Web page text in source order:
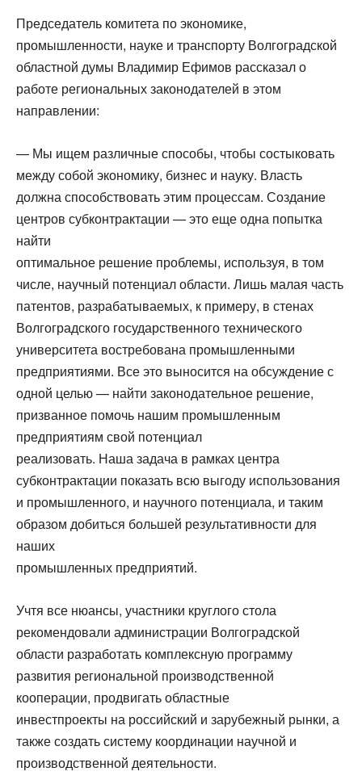
Председатель комитета по экономике,
промышленности, науке и транспорту Волгоградской
областной думы Владимир Ефимов рассказал о
работе региональных законодателей в этом
направлении:
— Мы ищем различные способы, чтобы состыковать
между собой экономику, бизнес и науку. Власть
должна способствовать этим процессам. Создание
центров субконтрактации — это еще одна попытка
найти
оптимальное решение проблемы, используя, в том
числе, научный потенциал области. Лишь малая часть
патентов, разрабатываемых, к примеру, в стенах
Волгоградского государственного технического
университета востребована промышленными
предприятиями. Все это выносится на обсуждение с
одной целью — найти законодательное решение,
призванное помочь нашим промышленным
предприятиям свой потенциал
реализовать. Наша задача в рамках центра
субконтрактации показать всю выгоду использования
и промышленного, и научного потенциала, и таким
образом добиться большей результативности для
наших
промышленных предприятий.
Учтя все нюансы, участники круглого стола
рекомендовали администрации Волгоградской
области разработать комплексную программу
развития региональной производственной
кооперации, продвигать областные
инвестпроекты на российский и зарубежный рынки, а
также создать систему координации научной и
производственной деятельности.